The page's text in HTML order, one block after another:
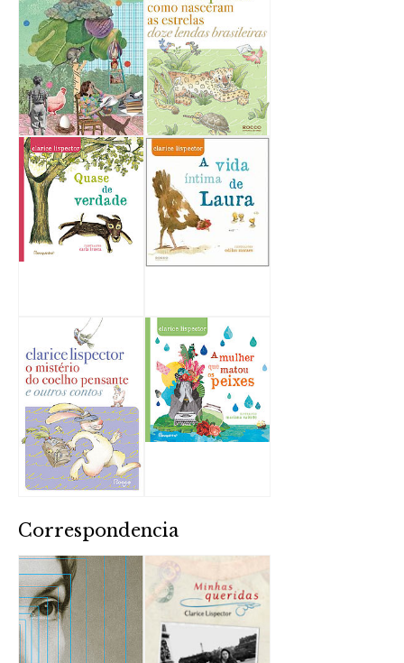
Correspondencia